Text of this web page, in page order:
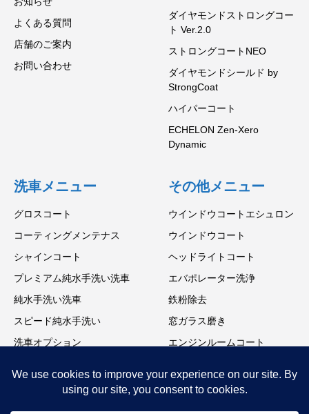
よくある質問
店舗のご案内
お問い合わせ
ダイヤモンドストロングコー
ト Ver.2.0
ストロングコートNEO
ダイヤモンドシールド by
StrongCoat
ハイパーコート
ECHELON Zen-Xero
Dynamic
洗車メニュー
グロスコート
コーティングメンテナス
シャインコート
プレミアム純水手洗い洗車
純水手洗い洗車
スピード純水手洗い
洗車オプション
その他メニュー
ウインドウコートエシュロン
ウインドウコート
ヘッドライトコート
エバポレーター洗浄
鉄粉除去
窓ガラス磨き
エンジンルームコート